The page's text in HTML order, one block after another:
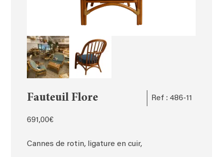
Fauteuil Flore Ref : 486-11
691,00€
Cannes de rotin, ligature en cuir,